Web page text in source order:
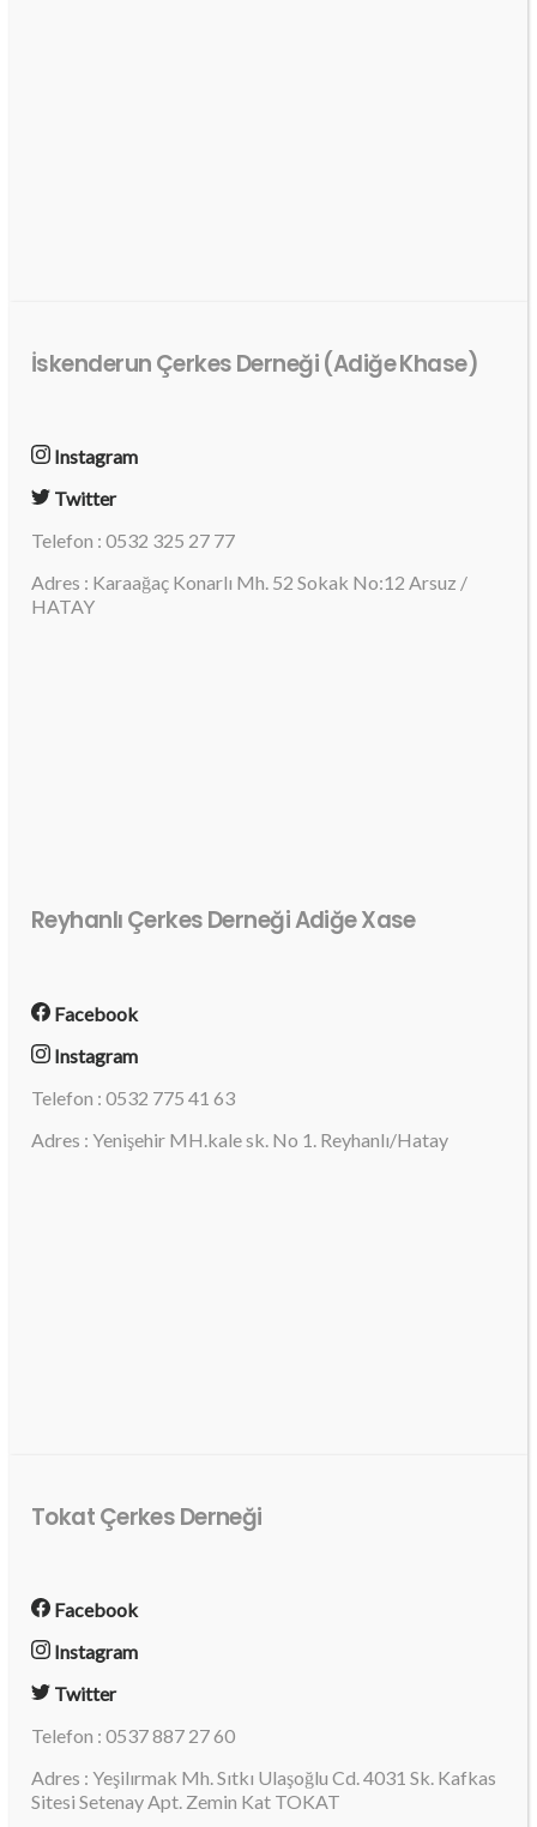
İskenderun Çerkes Derneği (Adiğe Khase)
Instagram
Twitter
Telefon : 0532 325 27 77
Adres : Karaağaç Konarlı Mh. 52 Sokak No:12 Arsuz /
HATAY
Reyhanlı Çerkes Derneği Adiğe Xase
Facebook
Instagram
Telefon : 0532 775 41 63
Adres : Yenişehir MH.kale sk. No 1. Reyhanlı/Hatay
Tokat Çerkes Derneği
Facebook
Instagram
Twitter
Telefon : 0537 887 27 60
Adres : Yeşilırmak Mh. Sıtkı Ulaşoğlu Cd. 4031 Sk. Kafkas
Sitesi Setenay Apt. Zemin Kat TOKAT